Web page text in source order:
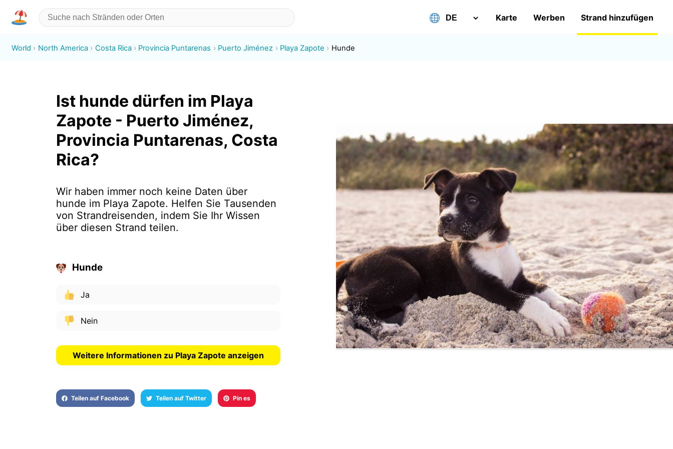
Karte Werben Strand hinzufügen
World North America Costa Rica Provincia Puntarenas Puerto Jiménez Playa Zapote Hunde
Ist hunde dürfen im Playa
Zapote - Puerto Jiménez,
Provincia Puntarenas, Costa
Rica?
Wir haben immer noch keine Daten über
hunde im Playa Zapote. Helfen Sie Tausenden
von Strandreisenden, indem Sie Ihr Wissen
über diesen Strand teilen.
Hunde
Ja
Nein
Weitere Informationen zu Playa Zapote anzeigen
Teilen auf Facebook Teilen auf Twitter Pin es